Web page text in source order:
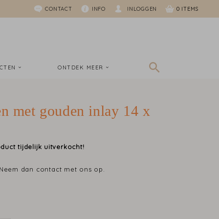
CONTACT INFO INLOGGEN 0
ONTDEK MEER
met gouden inlay 14 x
tijdelijk uitverkocht!
dan contact met ons op.